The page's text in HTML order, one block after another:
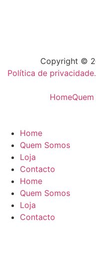
Copyright ©
Política de privacidade.
Home
Home
Quem Somos
Loja
Contacto
Home
Quem Somos
Loja
Contacto